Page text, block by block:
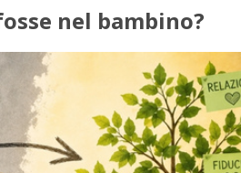
nel bambino?